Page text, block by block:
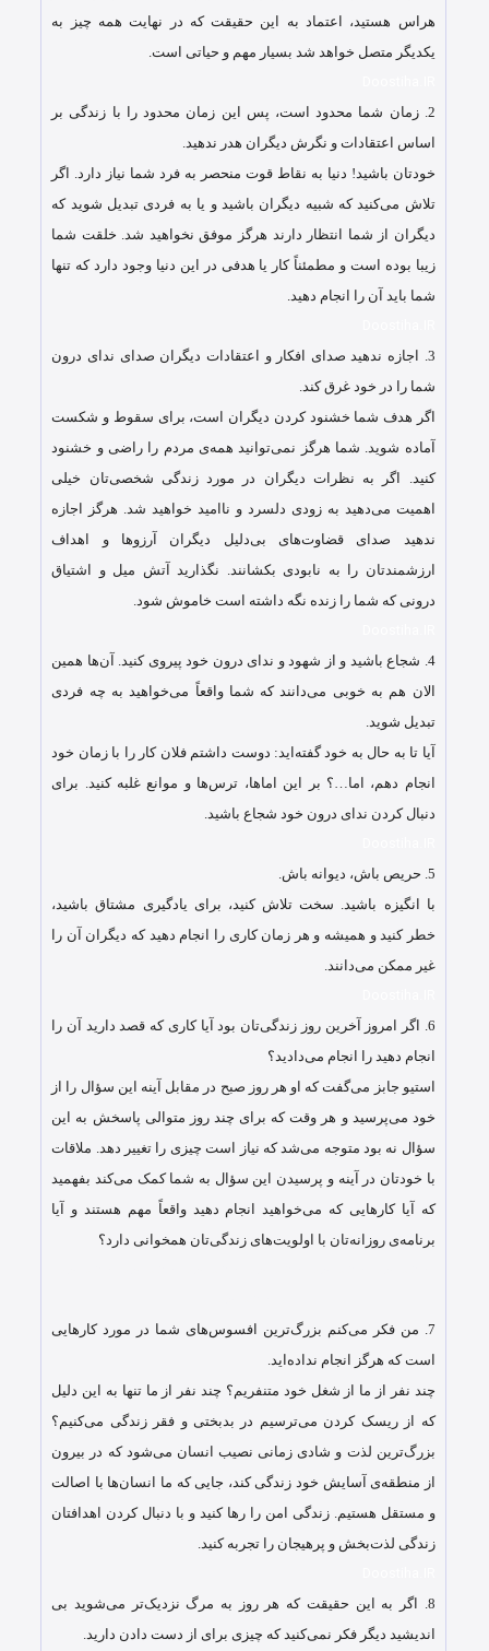
هراس هستید، اعتماد به این حقیقت که در نهایت همه چیز به
یکدیگر متصل خواهد شد بسیار مهم و حیاتی است.
2. زمان شما محدود است، پس این زمان محدود را با زندگی بر
اساس اعتقادات و نگرش دیگران هدر ندهید.
خودتان باشید! دنیا به نقاط قوت منحصر به فرد شما نیاز دارد. اگر
تلاش می‌کنید که شبیه دیگران باشید و یا به فردی تبدیل شوید که
دیگران از شما انتظار دارند هرگز موفق نخواهید شد. خلقت شما
زیبا بوده است و مطمئناً کار یا هدفی در این دنیا وجود دارد که تنها
شما باید آن را انجام دهید.
3. اجازه ندهید صدای افکار و اعتقادات دیگران صدای ندای درون
شما را در خود غرق کند.
اگر هدف شما خشنود کردن دیگران است، برای سقوط و شکست
آماده شوید. شما هرگز نمی‌توانید همه‌ی مردم را راضی و خشنود
کنید. اگر به نظرات دیگران در مورد زندگی شخصی‌تان خیلی
اهمیت می‌دهید به زودی دلسرد و ناامید خواهید شد. هرگز اجازه
ندهید صدای قضاوت‌های بی‌دلیل دیگران آرزوها و اهداف
ارزشمندتان را به نابودی بکشانند. نگذارید آتش میل و اشتیاق
درونی که شما را زنده نگه داشته است خاموش شود.
4. شجاع باشید و از شهود و ندای درون خود پیروی کنید. آن‌ها همین
الان هم به خوبی می‌دانند که شما واقعاً می‌خواهید به چه فردی
تبدیل شوید.
آیا تا به حال به خود گفته‌اید: دوست داشتم فلان کار را با زمان خود
انجام دهم، اما…؟ بر این اماها، ترس‌ها و موانع غلبه کنید. برای
دنبال کردن ندای درون خود شجاع باشید.
5. حریص باش، دیوانه باش.
با انگیزه باشید. سخت تلاش کنید، برای یادگیری مشتاق باشید،
خطر کنید و همیشه و هر زمان کاری را انجام دهید که دیگران آن را
غیر ممکن می‌دانند.
6. اگر امروز آخرین روز زندگی‌تان بود آیا کاری که قصد دارید آن را
انجام دهید را انجام می‌دادید؟
استیو جابز می‌گفت که او هر روز صبح در مقابل آینه این سؤال را از
خود می‌پرسید و هر وقت که برای چند روز متوالی پاسخش به این
سؤال نه بود متوجه می‌شد که نیاز است چیزی را تغییر دهد. ملاقات
با خودتان در آینه و پرسیدن این سؤال به شما کمک می‌کند بفهمید
که آیا کارهایی که می‌خواهید انجام دهید واقعاً مهم هستند و آیا
برنامه‌ی روزانه‌تان با اولویت‌های زندگی‌تان همخوانی دارد؟
7. من فکر می‌کنم بزرگ‌ترین افسوس‌های شما در مورد کارهایی
است که هرگز انجام نداده‌اید.
چند نفر از ما از شغل خود متنفریم؟ چند نفر از ما تنها به این دلیل
که از ریسک کردن می‌ترسیم در بدبختی و فقر زندگی می‌کنیم؟
بزرگ‌ترین لذت و شادی زمانی نصیب انسان می‌شود که در بیرون
از منطقه‌ی آسایش خود زندگی کند، جایی که ما انسان‌ها با اصالت
و مستقل هستیم. زندگی امن را رها کنید و با دنبال کردن اهدافتان
زندگی لذت‌بخش و پرهیجان را تجربه کنید.
8.
اگر به این حقیقت که هر روز به مرگ نزدیک‌تر می‌شوید بی
اندیشید دیگر فکر نمی‌کنید که چیزی برای از دست دادن دارید.